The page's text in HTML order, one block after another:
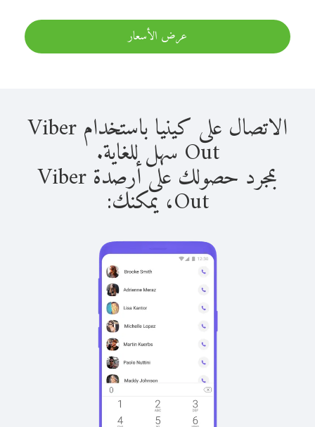
عرض الأسعار
الاتصال على كينيا باستخدام Viber
Out سهل للغاية.
بمجرد حصولك على أرصدة Viber
Out، يمكنك: